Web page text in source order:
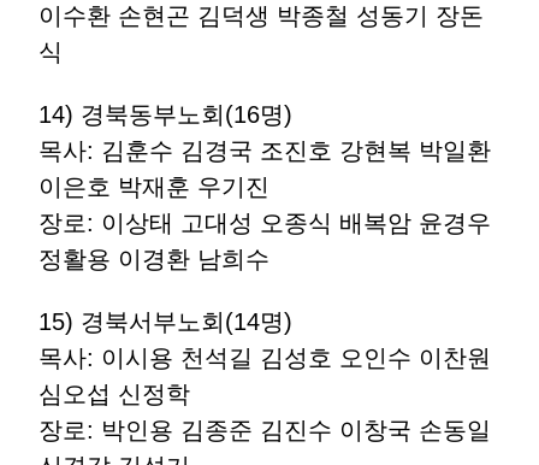
이수환 손현곤 김덕생 박종철 성동기 장돈
식
14) 경북동부노회(16명)
목사: 김훈수 김경국 조진호 강현복 박일환
이은호 박재훈 우기진
장로: 이상태 고대성 오종식 배복암 윤경우
정활용 이경환 남희수
15) 경북서부노회(14명)
목사: 이시용 천석길 김성호 오인수 이찬원
심오섭 신정학
장로: 박인용 김종준 김진수 이창국 손동일